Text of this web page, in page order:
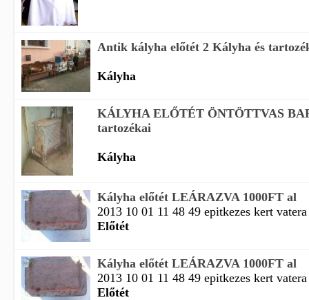
Antik kályha előtét 2 Kályha és
Kályha
KÁLYHA ELŐTÉT ÖNTÖTTVAS
tartozékai
Kályha
Kályha előtét LEÁRAZVA 1000FT al
2013 10 01 11 48 49 epitkezes kert
Előtét
Kályha előtét LEÁRAZVA 1000FT al
2013 10 01 11 48 49 epitkezes kert
Előtét